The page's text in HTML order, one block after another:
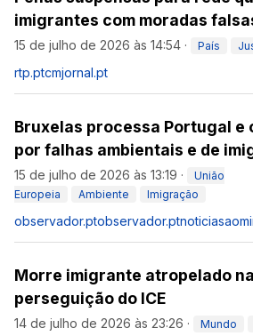
imigrantes com moradas
15 de julho de 2026 às 14:54 · País
rtp.ptcmjornal.pt
Bruxelas processa Portugal e
por falhas ambientais e de
15 de julho de 2026 às 13:19 ·
União
Europeia
Ambiente Imigração
observador.ptobservador.pt
Morre imigrante atropelado
perseguição do ICE
14 de julho de 2026 às 23:26 · Mundo